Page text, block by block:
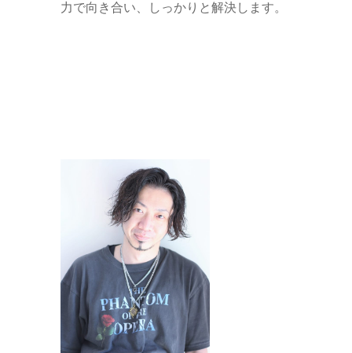
力で向き合い、しっかりと解決します。